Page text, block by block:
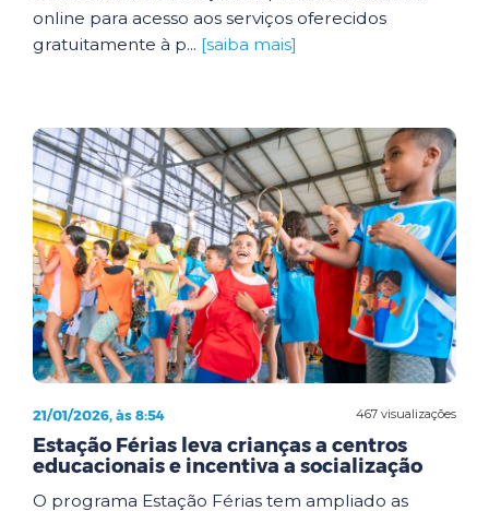
online para acesso aos serviços oferecidos
gratuitamente à p... [saiba mais]
467 visualizações
21/01/2026, às 8:54
Estação Férias leva crianças a centros
educacionais e incentiva a socialização
O programa Estação Férias tem ampliado as